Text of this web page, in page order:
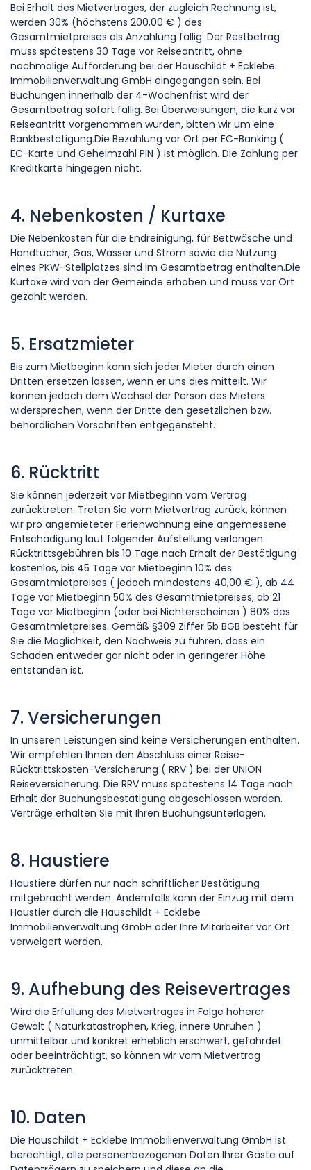
Bei Erhalt des Mietvertrages, der zugleich Rechnung ist,
werden 30% (höchstens 200,00 € ) des
Gesamtmietpreises als Anzahlung fällig. Der Restbetrag
muss spätestens 30 Tage vor Reiseantritt, ohne
nochmalige Aufforderung bei der Hauschildt + Ecklebe
Immobilienverwaltung GmbH eingegangen sein. Bei
Buchungen innerhalb der 4-Wochenfrist wird der
Gesamtbetrag sofort fällig. Bei Überweisungen, die kurz vor
Reiseantritt vorgenommen wurden, bitten wir um eine
Bankbestätigung.Die Bezahlung vor Ort per EC-Banking (
EC-Karte und Geheimzahl PIN ) ist möglich. Die Zahlung per
Kreditkarte hingegen nicht.
4. Nebenkosten / Kurtaxe
Die Nebenkosten für die Endreinigung, für Bettwäsche und
Handtücher, Gas, Wasser und Strom sowie die Nutzung
eines PKW-Stellplatzes sind im Gesamtbetrag enthalten.Die
Kurtaxe wird von der Gemeinde erhoben und muss vor Ort
gezahlt werden.
5. Ersatzmieter
Bis zum Mietbeginn kann sich jeder Mieter durch einen
Dritten ersetzen lassen, wenn er uns dies mitteilt. Wir
können jedoch dem Wechsel der Person des Mieters
widersprechen, wenn der Dritte den gesetzlichen bzw.
behördlichen Vorschriften entgegensteht.
6. Rücktritt
Sie können jederzeit vor Mietbeginn vom Vertrag
zurücktreten. Treten Sie vom Mietvertrag zurück, können
wir pro angemieteter Ferienwohnung eine angemessene
Entschädigung laut folgender Aufstellung verlangen:
Rücktrittsgebühren bis 10 Tage nach Erhalt der Bestätigung
kostenlos, bis 45 Tage vor Mietbeginn 10% des
Gesamtmietpreises ( jedoch mindestens 40,00 € ), ab 44
Tage vor Mietbeginn 50% des Gesamtmietpreises, ab 21
Tage vor Mietbeginn (oder bei Nichterscheinen ) 80% des
Gesamtmietpreises. Gemäß §309 Ziffer 5b BGB besteht für
Sie die Möglichkeit, den Nachweis zu führen, dass ein
Schaden entweder gar nicht oder in geringerer Höhe
entstanden ist.
7. Versicherungen
In unseren Leistungen sind keine Versicherungen enthalten.
Wir empfehlen Ihnen den Abschluss einer Reise-
Rücktrittskosten-Versicherung ( RRV ) bei der UNION
Reiseversicherung. Die RRV muss spätestens 14 Tage nach
Erhalt der Buchungsbestätigung abgeschlossen werden.
Verträge erhalten Sie mit Ihren Buchungsunterlagen.
8. Haustiere
Haustiere dürfen nur nach schriftlicher Bestätigung
mitgebracht werden. Andernfalls kann der Einzug mit dem
Haustier durch die Hauschildt + Ecklebe
Immobilienverwaltung GmbH oder Ihre Mitarbeiter vor Ort
verweigert werden.
9. Aufhebung des Reisevertrages
Wird die Erfüllung des Mietvertrages in Folge höherer
Gewalt ( Naturkatastrophen, Krieg, innere Unruhen )
unmittelbar und konkret erheblich erschwert, gefährdet
oder beeinträchtigt, so können wir vom Mietvertrag
zurücktreten.
10. Daten
Die Hauschildt + Ecklebe Immobilienverwaltung GmbH ist
berechtigt, alle personenbezogenen Daten Ihrer Gäste auf